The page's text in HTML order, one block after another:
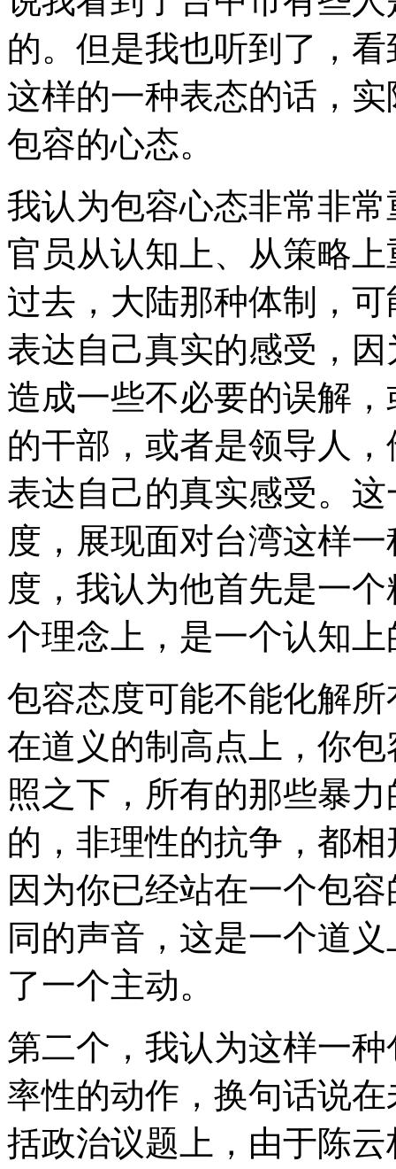
的。但是我也听到了，
这样的一种表态的话，
包容的心态。
我认为包容心态非常非
官员从认知上、从策略
过去，大陆那种体制，
表达自己真实的感受，
造成一些不必要的误解
的干部，或者是领导人
表达自己的真实感受。
度，展现面对台湾这样
度，我认为他首先是一
个理念上，是一个认知
包容态度可能不能化解
在道义的制高点上，你
照之下，所有的那些暴
的，非理性的抗争，都
因为你已经站在一个包
同的声音，这是一个道
了一个主动。
第二个，我认为这样一
率性的动作，换句话说
括政治议题上，由于陈